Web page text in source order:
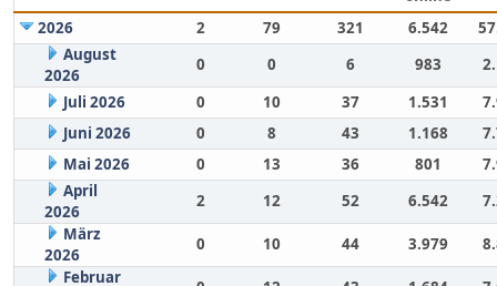
2026
2 79 321 6.542
August
2026
0 0 6 983
Juli 2026
0 10 37 1.531
Juni 2026
0 8 43 1.168
Mai 2026
0 13 36 801
April
2026
2 12 52 6.542
März
2026
0 10 44 3.979
Februar